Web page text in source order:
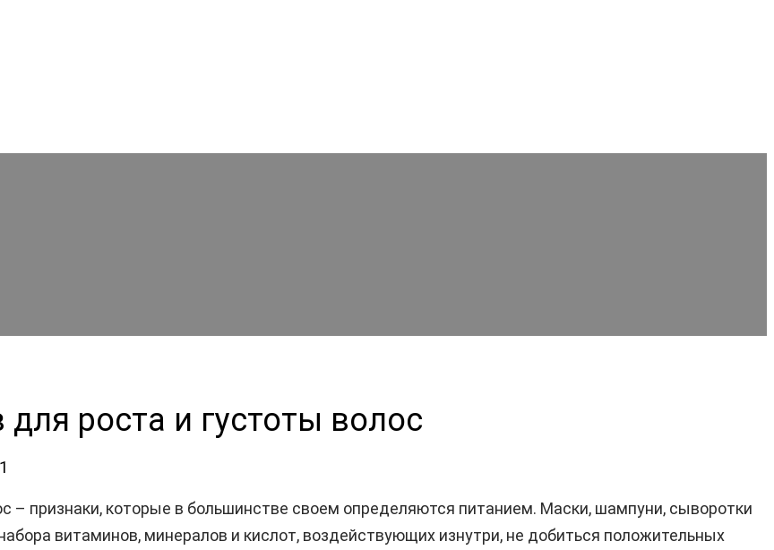
роста и густоты волос
– признаки, которые в большинстве своем определяются питанием. Маски, шампуни, сыворотки
витаминов, минералов и кислот, воздействующих изнутри, не добиться положительных